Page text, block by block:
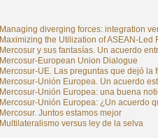
Managing diverging forces: integration
Maximizing the Utilization of ASEAN-
Mercosur y sus fantasías. Un acuerdo
Mercosur-European Union Dialogue
Mercosur-UE. Las preguntas que dejó la
Mercosur-Unión Europea. Un acuerdo
Mercosur-Unión Europea: una buena
Mercosur-Unión Europea: ¿Un acuerdo
Mercosur. Juntos estamos mejor
Multilateralismo versus ley de la selva